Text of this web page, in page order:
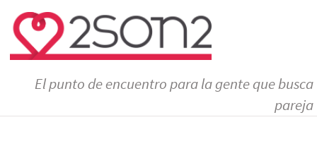
El punto de encuentro para la gente que busca
pareja